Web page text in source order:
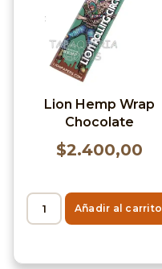
Lion Hemp Wrap
Chocolate
$2.400,00
Añadir al carrito